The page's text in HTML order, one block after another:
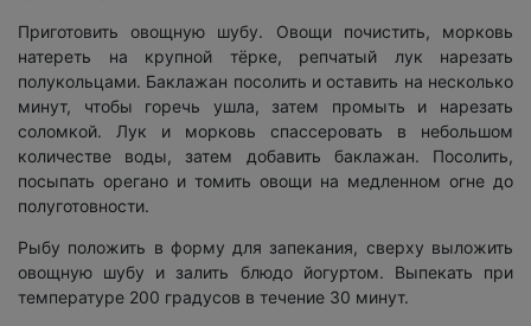
Приготовить овощную шубу. Овощи почистить, морковь
натереть на крупной тёрке, репчатый лук нарезать
полукольцами. Баклажан посолить и оставить на несколько
минут, чтобы горечь ушла, затем промыть и нарезать
соломкой. Лук и морковь спассеровать в небольшом
количестве воды, затем добавить баклажан. Посолить,
посыпать орегано и томить овощи на медленном огне до
полуготовности.
Рыбу положить в форму для запекания, сверху выложить
овощную шубу и залить блюдо йогуртом. Выпекать при
температуре 200 градусов в течение 30 минут.